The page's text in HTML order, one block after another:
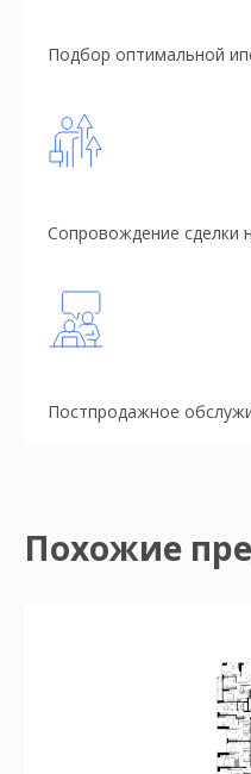
Подбор оптимальной
Сопровождение сделки
Постпродажное
Похожие